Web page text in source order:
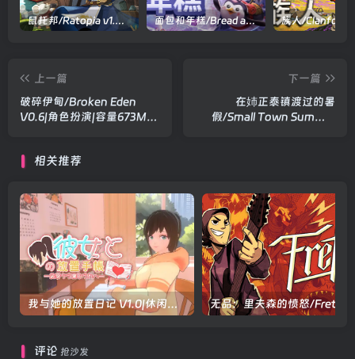
鼠托邦/Ratopia v1.0.0530|策略模拟|容量2.9GB|官方中文版 面包和年糕/Bread and Fred Build.21411256|动作冒险|容量1.1GB|官方中文版
上一篇
破碎伊甸/Broken Eden
V0.6|角色扮演|容量673MB|
下一篇
在姉正泰镇渡过的暑
假/Small Town Summer
相关推荐
我与她的放置日记 V1.0|休闲益智|容量2.4GB|官方中文版
评论 抢沙发